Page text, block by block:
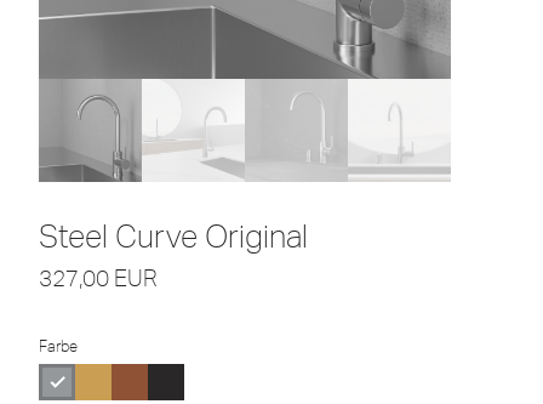
Steel Curve Original
327,00 EUR
Farbe